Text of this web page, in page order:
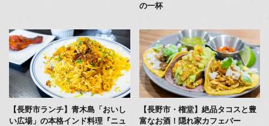
の一杯
【長野市ランチ】青木島「おいし
い広場」の本格インド料理『ニュ
【長野市・権堂】絶品タコスと豊
富なお酒！隠れ家カフェバー